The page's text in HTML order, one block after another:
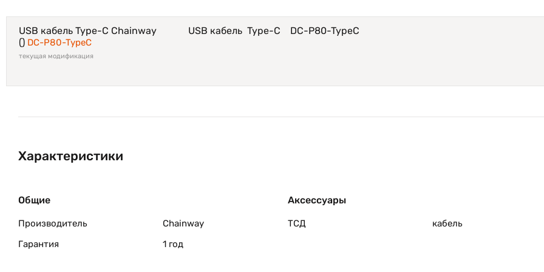
USB кабель Type-C Chainway
() DC-P80-TypeC
текущая модификация
USB кабель Type-C DC-P80-TypeC
Характеристики
Общие
Производитель
Chainway
Гарантия
1 год
Аксессуары
ТСД кабель